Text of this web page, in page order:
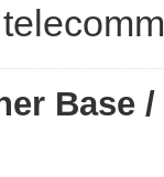
Base